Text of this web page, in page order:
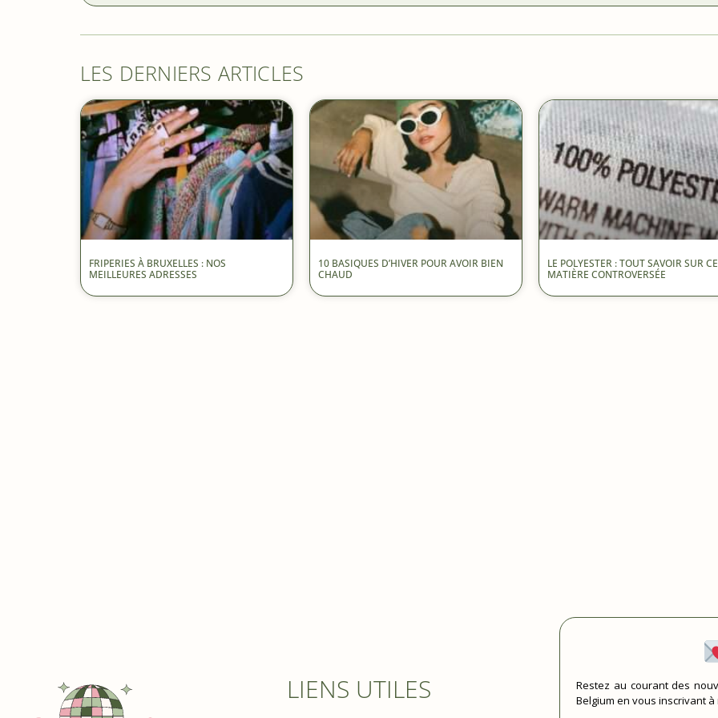
LES DERNIERS ARTICLES
FRIPERIES À BRUXELLES : NOS
MEILLEURES ADRESSES
10 BASIQUES D’HIVER POUR AVOIR BIEN
CHAUD
LE POLYESTER : TOUT SAVOIR SUR
MATIÈRE CONTROVERSÉE
LIENS UTILES
Restez au courant des
Belgium en vous inscrivant